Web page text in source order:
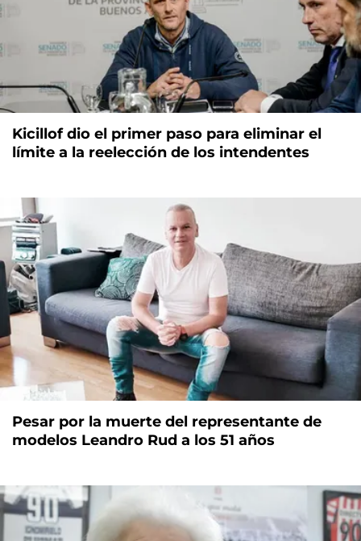
Kicillof dio el primer paso para eliminar el
límite a la reelección de los intendentes
Pesar por la muerte del representante de
modelos Leandro Rud a los 51 años